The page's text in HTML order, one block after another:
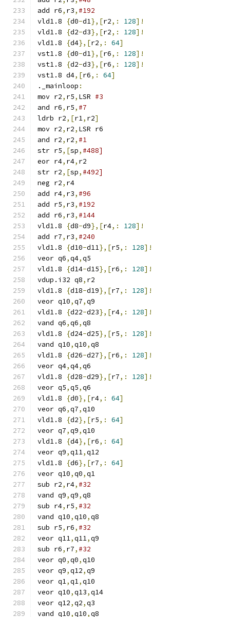
add r6, r3, #192
vld1.8
{d0-d1},[r2,: 128]!
vld1.8
{d2-d3},[r2,: 128]!
vld1.8
{d4},[r2,: 64]
vst1.8
{d0-d1},[r6,: 128]!
vst1.8
{d2-d3},[r6,: 128]!
vst1.8 d4,[r6,: 64]
._mainloop :
mov r2, r5, LSR #3
and r6, r5, #7
ldrb r2,[r1, r2]
mov r2, r2, LSR r6
and r2, r2, #1
str r5,[sp, #488]
eor r4, r4, r2
str r2,[sp, #492]
neg r2, r4
add r4, r3, #96
add r5, r3, #192
add r6, r3, #144
vld1.8
{d8-d9},[r4,: 128]!
add r7, r3, #240
vld1.8
{d10-d11},[r5,: 128]!
veor q6,q4,q5
vld1.8
{d14-d15},[r6,: 128]!
vdup.i32 q8, r2
vld1.8
{d18-d19},[r7,: 128]!
veor q10,q7,q9
vld1.8
{d22-d23},[r4,: 128]!
vand q6,q6,q8
vld1.8
{d24-d25},[r5,: 128]!
vand q10,q10,q8
vld1.8
{d26-d27},[r6,: 128]!
veor q4,q4,q6
vld1.8
{d28-d29},[r7,: 128]!
veor q5,q5,q6
vld1.8
{d0},[r4,: 64]
veor q6,q7,q10
vld1.8
{d2},[r5,: 64]
veor q7,q9,q10
vld1.8
{d4},[r6,: 64]
veor q9,q11,q12
vld1.8
{d6},[r7,: 64]
veor q10,q0,q1
sub r2, r4, #32
vand q9,q9,q8
sub r4, r5, #32
vand q10,q10,q8
sub r5, r6, #32
veor q11,q11,q9
sub r6, r7, #32
veor q0,q0,q10
veor q9,q12,q9
veor q1,q1,q10
veor q10,q13,q14
veor q12,q2,q3
vand q10,q10,q8